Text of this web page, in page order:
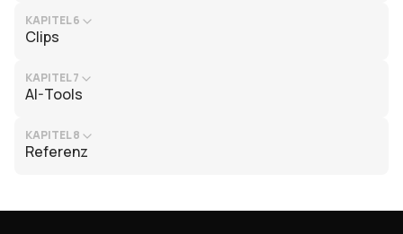
KAPITEL 6
Clips
KAPITEL 7
AI-Tools
KAPITEL 8
Referenz